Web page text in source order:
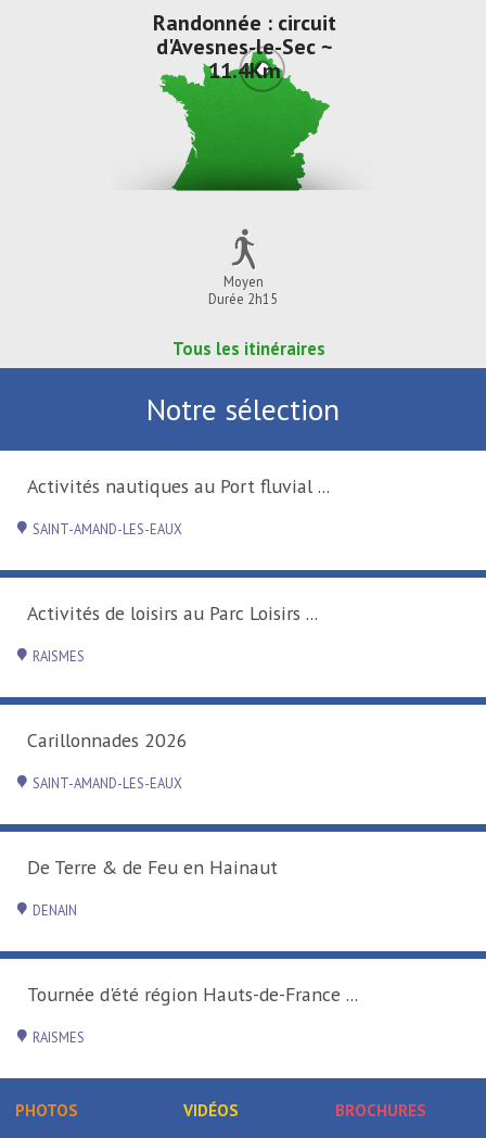
Randonnée : circuit
d'Avesnes-le-Sec ~
11.4Km
Moyen
Durée 2h15
Tous les itinéraires
Notre sélection
Activités nautiques au Port fluvial ...
SAINT-AMAND-LES-EAUX
Activités de loisirs au Parc Loisirs ...
RAISMES
Carillonnades 2026
SAINT-AMAND-LES-EAUX
De Terre & de Feu en Hainaut
DENAIN
Tournée d'été région Hauts-de-France ...
RAISMES
PHOTOS VIDÉOS BROCHURES